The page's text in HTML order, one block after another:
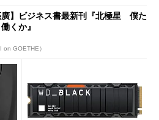
廣】ビジネス書最新刊『北極星 僕た
くか』
on GOETHE）